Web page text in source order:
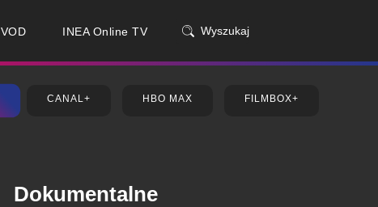
VOD INEA Online TV Wyszukaj
CANAL+ HBO MAX FILMBOX+
Dokumentalne